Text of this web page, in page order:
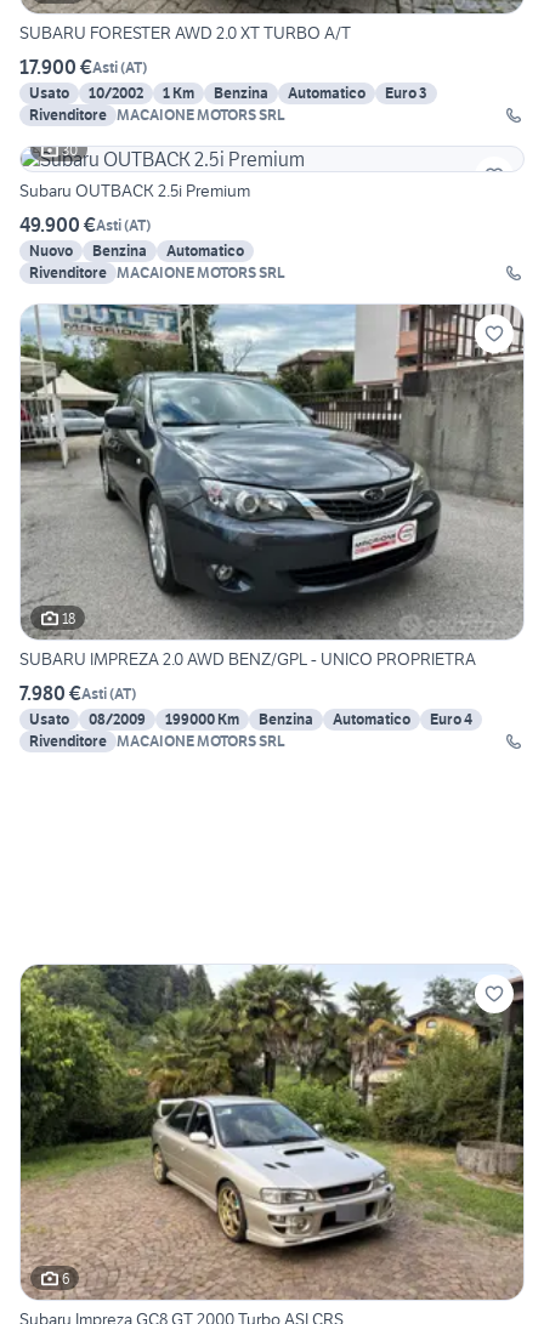
SUBARU FORESTER AWD 2.0 XT TURBO A/T
17.900 €Asti(AT)
Usato
10/2002 1 Km Benzina Automatico
Euro 3
Rivenditore MACAIONE MOTORS SRL
30
Subaru OUTBACK 2.5i Premium
49.900 €Asti(AT)
Nuovo
Benzina
Automatico
Rivenditore MACAIONE MOTORS SRL
18
SUBARU IMPREZA 2.0 AWD BENZ/GPL - UNICO PROPRIETRA
7.980 €Asti(AT)
Usato
08/2009 199000 Km Benzina Automatico
Euro 4
Rivenditore MACAIONE MOTORS SRL
6
Subaru Impreza GC8 GT 2000 Turbo ASI CRS